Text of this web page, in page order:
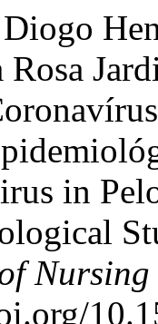
in